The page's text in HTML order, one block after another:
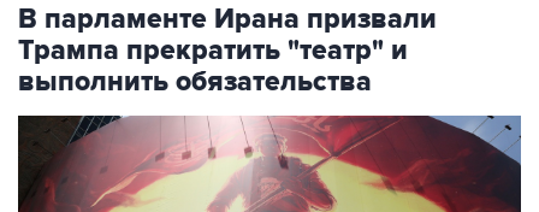
В парламенте Ирана призвали
Трампа прекратить "театр" и
выполнить обязательства